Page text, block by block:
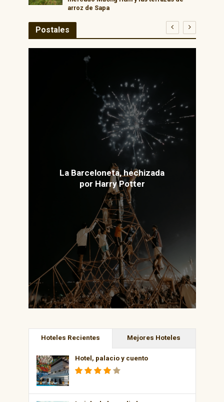
arroz de Sapa
Postales
La Barceloneta, hechizada
por Harry Potter
Hoteles Recientes Mejores Hoteles
Hotel, palacio y cuento